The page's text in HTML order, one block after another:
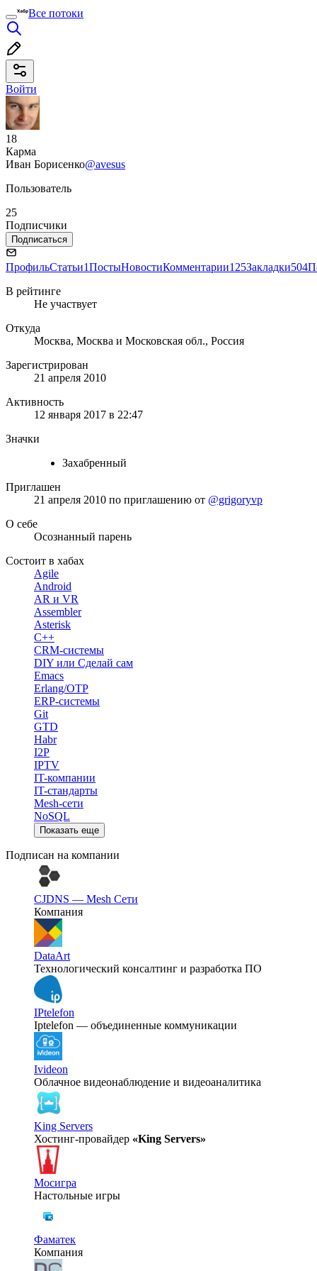
Все потоки
Войти
18
Карма
Иван Борисенко@avesus
Пользователь
25
Подписчики
Подписаться
ПрофильСтатьи1ПостыНовостиКомментарии125Закладки504
В рейтинге
Не участвует
Откуда
Москва, Москва и Московская обл., Россия
Зарегистрирован
21 апреля 2010
Активность
12 января 2017 в 22:47
Значки
Захабренный
Приглашен
21 апреля 2010 по приглашению от @grigoryvp
О себе
Осознанный парень
Состоит в хабах
Agile
Android
AR и VR
Assembler
Asterisk
C++
CRM-системы
DIY или Сделай сам
Emacs
Erlang/OTP
ERP-системы
Git
GTD
Habr
I2P
IPTV
IT-компании
IT-стандарты
Mesh-сети
NoSQL
Показать еще
Подписан на компании
CJDNS — Mesh Сети
Компания
DataArt
Технологический консалтинг и разработка ПО
IPtelefon
Iptelefon — объединенные коммуникации
Ivideon
Облачное видеонаблюдение и видеоаналитика
King Servers
Хостинг-провайдер «King Servers»
Мосигра
Настольные игры
Фаматек
Компания